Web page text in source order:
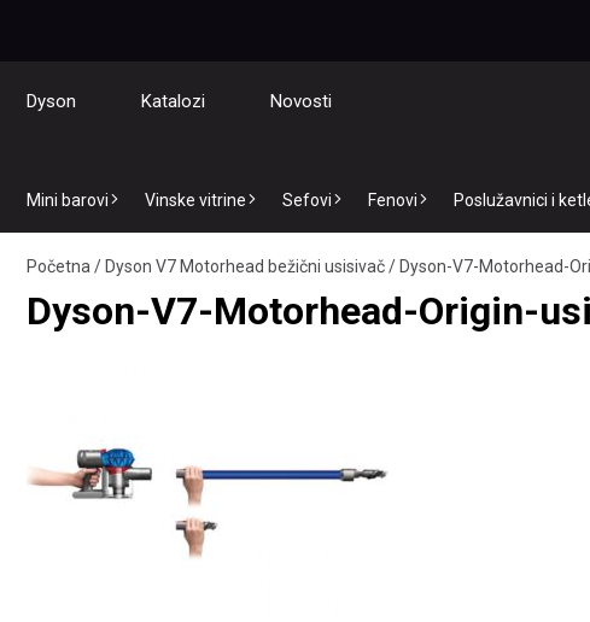
Dyson Katalozi Novosti
Mini barovi Vinske vitrine Sefovi Fenovi Poslužavnici i
Početna /Dyson V7 Motorhead bežični usisivač/Dyson-V7-Motorhead-
Dyson-V7-Motorhead-Origin-